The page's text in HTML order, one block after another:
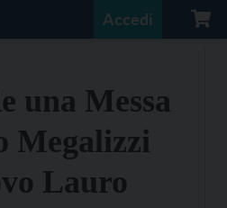
Accedi
una Messa
Megalizzi
Lauro